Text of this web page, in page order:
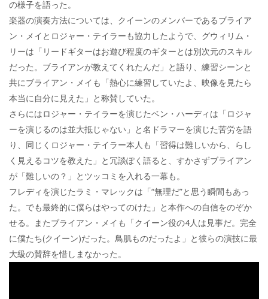
の様子を語った。
楽器の演奏方法については、クイーンのメンバーであるブライア
ン・メイとロジャー・テイラーも協力したようで、グウィリム・
リーは「リードギターはお遊び程度のギターとは別次元のスキル
だった。ブライアンが教えてくれたんだ」と語り、練習シーンと
共にブライアン・メイも「熱心に練習していたよ、映像を見たら
本当に自分に見えた」と称賛していた。
さらにはロジャー・テイラーを演じたベン・ハーディは「ロジャ
ーを演じるのは並大抵じゃない」と名ドラマーを演じた苦労を語
り、同じくロジャー・テイラー本人も「習得は難しいから、らし
く見えるコツを教えた」と冗談ぽく語ると、すかさずブライアン
が「難しいの？」とツッコミを入れる一幕も。
フレディを演じたラミ・マレックは「“無理だ”と思う瞬間もあっ
た。でも最終的に僕らはやってのけた」と本作への自信をのぞか
せる。またブライアン・メイも「クイーン役の4人は見事だ。完全
に僕たち(クイーン)だった。鳥肌ものだったよ」と彼らの演技に最
大級の賛辞を惜しまなかった。